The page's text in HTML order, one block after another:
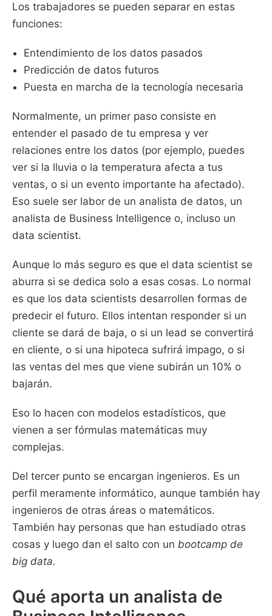
Los trabajadores se pueden separar en estas
funciones:
Entendimiento de los datos pasados
Predicción de datos futuros
Puesta en marcha de la tecnología necesaria
Normalmente, un primer paso consiste en
entender el pasado de tu empresa y ver
relaciones entre los datos (por ejemplo, puedes
ver si la lluvia o la temperatura afecta a tus
ventas, o si un evento importante ha afectado).
Eso suele ser labor de un analista de datos, un
analista de Business Intelligence o, incluso un
data scientist.
Aunque lo más seguro es que el data scientist se
aburra si se dedica solo a esas cosas. Lo normal
es que los data scientists desarrollen formas de
predecir el futuro. Ellos intentan responder si un
cliente se dará de baja, o si un lead se convertirá
en cliente, o si una hipoteca sufrirá impago, o si
las ventas del mes que viene subirán un 10% o
bajarán.
Eso lo hacen con modelos estadísticos, que
vienen a ser fórmulas matemáticas muy
complejas.
Del tercer punto se encargan ingenieros. Es un
perfil meramente informático, aunque también hay
ingenieros de otras áreas o matemáticos.
También hay personas que han estudiado otras
cosas y luego dan el salto con un bootcamp de
big data.
Qué aporta un analista de